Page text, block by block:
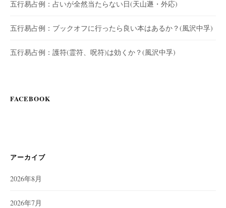
五行易占例：占いが全然当たらない日(天山遯・外応)
五行易占例：ブックオフに行ったら良い本はあるか？(風沢中孚)
五行易占例：護符(霊符、呪符)は効くか？(風沢中孚)
FACEBOOK
アーカイブ
2026年8月
2026年7月